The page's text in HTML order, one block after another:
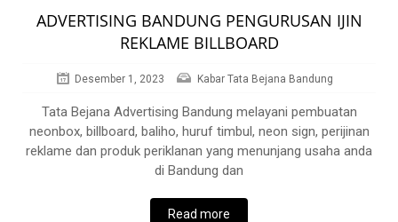
ADVERTISING BANDUNG PENGURUSAN IJIN
REKLAME BILLBOARD
Desember 1, 2023 Kabar Tata Bejana Bandung
Tata Bejana Advertising Bandung melayani pembuatan
neonbox, billboard, baliho, huruf timbul, neon sign, perijinan
reklame dan produk periklanan yang menunjang usaha anda
di Bandung dan
Read more